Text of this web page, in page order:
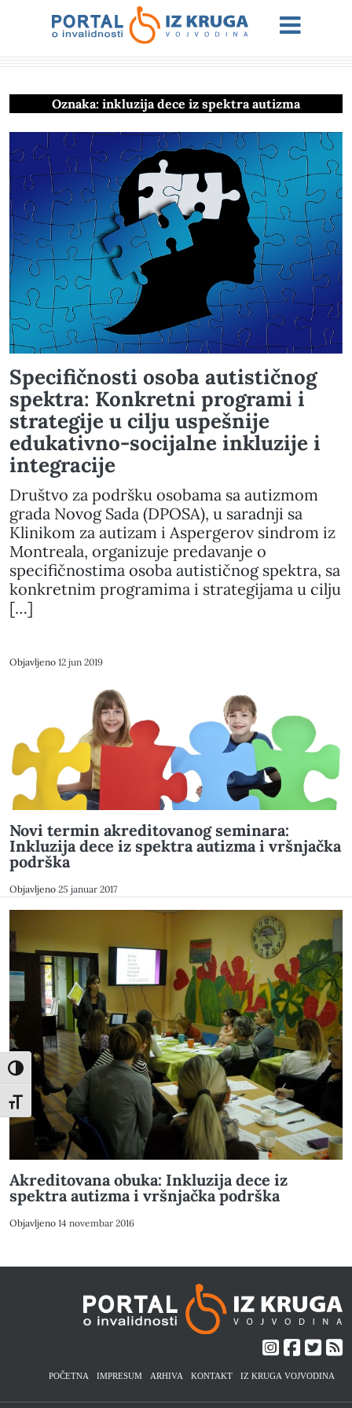
Toggle High Contrast
Toggle Font size
Oznaka: inkluzija dece iz spektra autizma
Specifičnosti osoba autističnog
spektra: Konkretni programi i
strategije u cilju uspešnije
edukativno-socijalne inkluzije i
integracije
Društvo za podršku osobama sa autizmom
grada Novog Sada (DPOSA), u saradnji sa
Klinikom za autizam i Aspergerov sindrom iz
Montreala, organizuje predavanje o
specifičnostima osoba autističnog spektra, sa
konkretnim programima i strategijama u cilju
[…]
Objavljeno 12 jun 2019
Novi termin akreditovanog seminara:
Inkluzija dece iz spektra autizma i vršnjačka
podrška
Objavljeno 25 januar 2017
Akreditovana obuka: Inkluzija dece iz
spektra autizma i vršnjačka podrška
Objavljeno 14 novembar 2016
POČETNA IMPRESUM ARHIVA KONTAKT IZ KRUGA VOJVODINA